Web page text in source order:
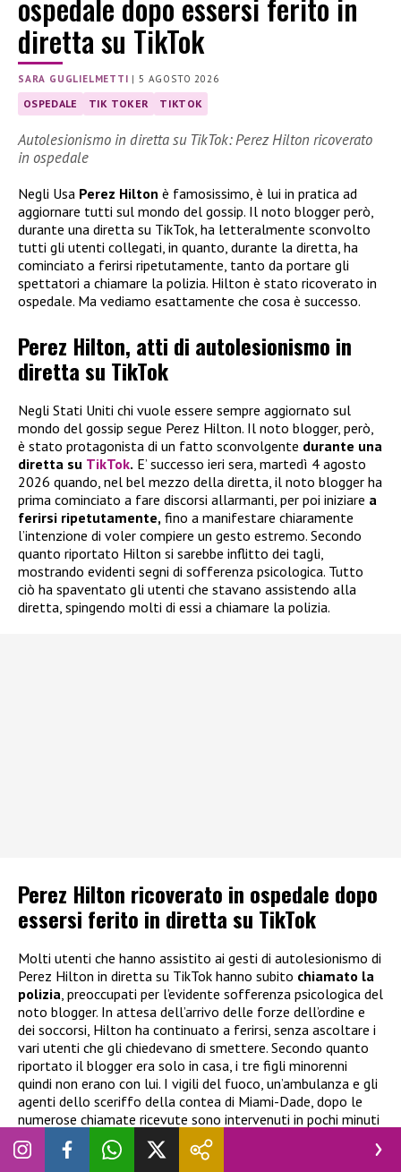
diretta su TikTok
SARA GUGLIELMETTI | 5 AGOSTO 2026
OSPEDALE TIK TOKER TIKTOK
Autolesionismo in diretta su TikTok: Perez Hilton ricoverato
in ospedale
Negli Usa Perez Hilton è famosissimo, è lui in pratica ad
aggiornare tutti sul mondo del gossip. Il noto blogger però,
durante una diretta su TikTok, ha letteralmente sconvolto
tutti gli utenti collegati, in quanto, durante la diretta, ha
cominciato a ferirsi ripetutamente, tanto da portare gli
spettatori a chiamare la polizia. Hilton è stato ricoverato in
ospedale. Ma vediamo esattamente che cosa è successo.
Perez Hilton, atti di autolesionismo in
diretta su TikTok
Negli Stati Uniti chi vuole essere sempre aggiornato sul
mondo del gossip segue Perez Hilton. Il noto blogger, però,
è stato protagonista di un fatto sconvolgente durante una
diretta su TikTok. E’ successo ieri sera, martedì 4 agosto
2026 quando, nel bel mezzo della diretta, il noto blogger ha
prima cominciato a fare discorsi allarmanti, per poi iniziare a
ferirsi ripetutamente, fino a manifestare chiaramente
l’intenzione di voler compiere un gesto estremo. Secondo
quanto riportato Hilton si sarebbe inflitto dei tagli,
mostrando evidenti segni di sofferenza psicologica. Tutto
ciò ha spaventato gli utenti che stavano assistendo alla
diretta, spingendo molti di essi a chiamare la polizia.
Perez Hilton ricoverato in ospedale dopo
essersi ferito in diretta su TikTok
Molti utenti che hanno assistito ai gesti di autolesionismo di
Perez Hilton in diretta su TikTok hanno subito chiamato la
polizia, preoccupati per l’evidente sofferenza psicologica del
noto blogger. In attesa dell’arrivo delle forze dell’ordine e
dei soccorsi, Hilton ha continuato a ferirsi, senza ascoltare i
vari utenti che gli chiedevano di smettere. Secondo quanto
riportato il blogger era solo in casa, i tre figli minorenni
quindi non erano con lui. I vigili del fuoco, un’ambulanza e gli
agenti dello sceriffo della contea di Miami-Dade, dopo le
numerose chiamate ricevute sono intervenuti in pochi minuti
e si sono appostati fuori dall’abitazione nel quartiere di
Westchester. Più tardi, l’ufficio dello sceriffo ha dichiarato